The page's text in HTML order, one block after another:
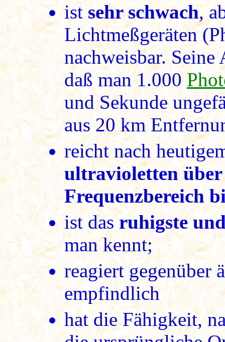
ist sehr schwach,
Lichtmeßgeräten
nachweisbar.
daß man 1.000
und Sekunde
aus 20 km
reicht nach
ultravioletten
Frequenzbereich
ist dasruhigste
man kennt;
reagiert gegenüber
empfindlich
hat die Fähigkeit,